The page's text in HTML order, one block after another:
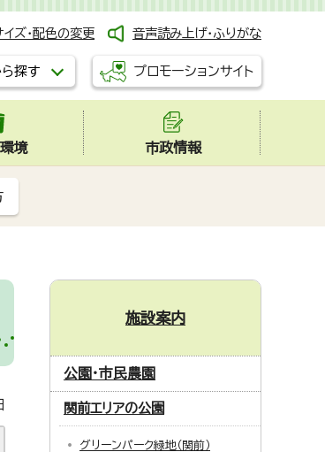
ズ・配色の変更 音声読み上げ・ふりがな
探す プロモーションサイト
環境 市政情報
施設案内
公園・市民農園
関前エリアの公園
グリーンパーク緑地（関前）